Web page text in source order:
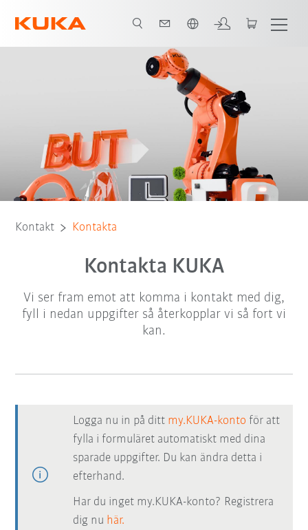
Kontakt Kontakta
Kontakta KUKA
Vi ser fram emot att komma i kontakt med dig,
fyll i nedan uppgifter så återkopplar vi så fort vi
kan.
Logga nu in på ditt my.KUKA-konto för att
fylla i formuläret automatiskt med dina
sparade uppgifter. Du kan ändra detta i
efterhand.
Har du inget my.KUKA-konto? Registrera
dig nu här.